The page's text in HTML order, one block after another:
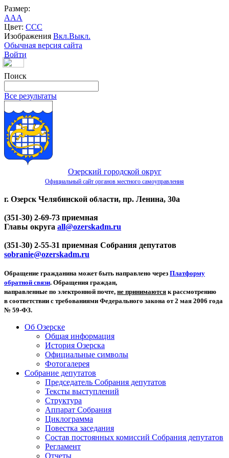
Размер:
AAA
Цвет: CCC
Изображения Вкл.Выкл.
Обычная версия сайта
Войти
Поиск
Все результаты
Озерский городской округ
Официальный сайт органов местного самоуправления
г. Озерск Челябинской области, пр. Ленина, 30а
(351-30) 2-69-73 приемная
Главы округа all@ozerskadm.ru
(351-30) 2-55-31 приемная Собрания депутатов
sobranie@ozerskadm.ru
Обращение гражданина может быть направлено через Платформу
обратной связи. Обращения граждан,
направленные по электронной почте, не принимаются к рассмотрению
в соответствии с требованиями Федерального закона от 2 мая 2006 года
№ 59-ФЗ.
Об Озерске
Общая информация
История Озерска
Официальные символы
Фотогалерея
Собрание депутатов
Председатель Собрания депутатов
Тексты выступлений
Структура
Аппарат Собрания
Циклограмма
Повестка заседания
Состав постоянных комиссий Собрания депутатов
Регламент
Отчеты